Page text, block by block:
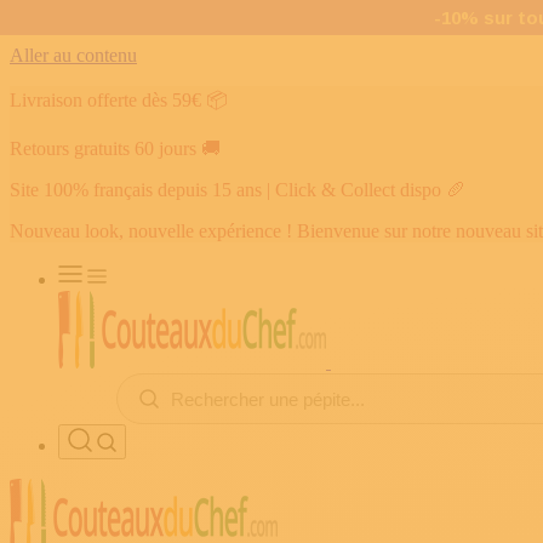
Aller au contenu
Livraison offerte dès 59€ 📦
Retours gratuits 60 jours 🚚
Site 100% français depuis 15 ans | Click & Collect dispo 🥖
Nouveau look, nouvelle expérience ! Bienvenue sur notre nouveau